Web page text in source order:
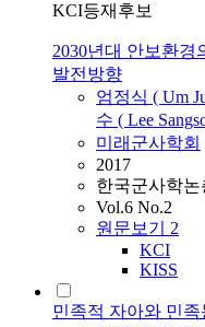
KCI등재후보
2030년대 안보환경
발전방향
엄정식 ( Um
수 ( Lee
미래군사학회
2017
한국군사학논
Vol.6 No.2
원문보기 2
KCI
KISS
민족적 자아와 민